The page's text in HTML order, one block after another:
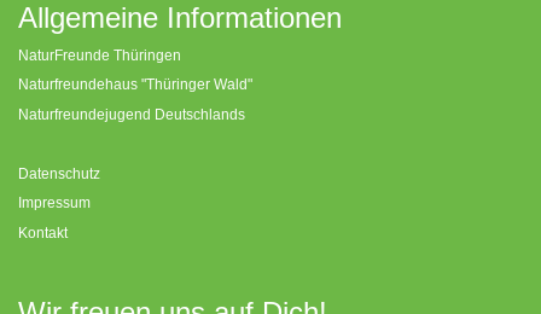
Allgemeine Informationen
NaturFreunde Thüringen
Naturfreundehaus "Thüringer Wald"
Naturfreundejugend Deutschlands
Datenschutz
Impressum
Kontakt